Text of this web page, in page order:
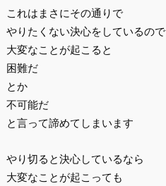
これはまさにその通りで
やりたくない決心をしているので
大変なことが起こると
困難だ
とか
不可能だ
と言って諦めてしまいます
やり切ると決心しているなら
大変なことが起こっても